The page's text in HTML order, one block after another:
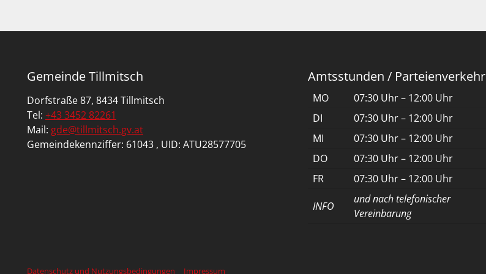
Gemeinde Tillmitsch
Dorfstraße 87, 8434 Tillmitsch
Tel: +43 3452 82261
Mail: gde@tillmitsch.gv.at
Gemeindekennziffer: 61043 , UID: ATU28577705
Amtsstunden / Parteienverkehr
MO
07:30 Uhr – 12:00 Uhr
DI
07:30 Uhr – 12:00 Uhr
MI
07:30 Uhr – 12:00 Uhr
DO
07:30 Uhr – 12:00 Uhr
FR
07:30 Uhr – 12:00 Uhr
INFO
und nach telefonischer
Vereinbarung
Datenschutz und Nutzungsbedingungen Impressum